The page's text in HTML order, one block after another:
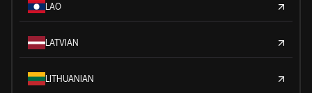
LAO
LATVIAN
LITHUANIAN